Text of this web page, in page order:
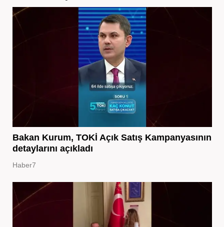
Bakan Kurum, TOKİ Açık Satış Kampanyasının
detaylarını açıkladı
Haber7